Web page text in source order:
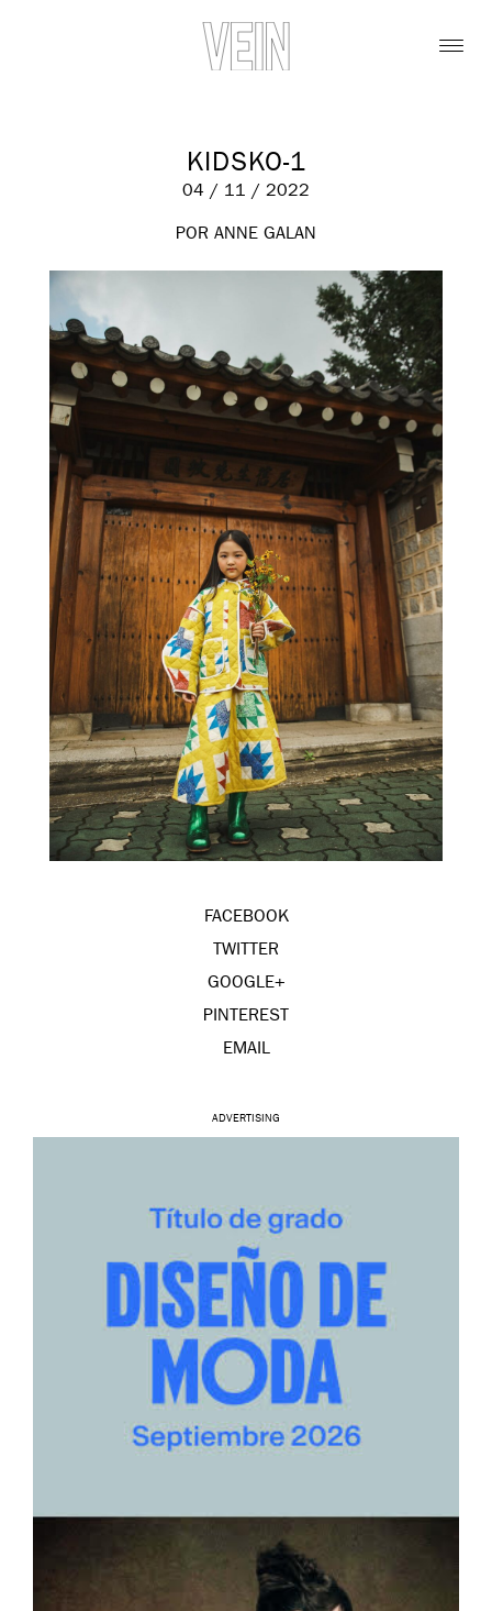
KIDSKO-1
04 / 11 / 2022
POR ANNE GALAN
FACEBOOK
TWITTER
GOOGLE+
PINTEREST
EMAIL
ADVERTISING